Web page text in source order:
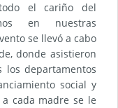
el cariño del
en nuestras
se llevó a cabo
donde asistieron
los departamentos
social y
cada madre se le